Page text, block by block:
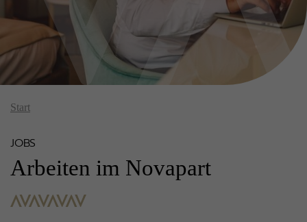
Start
JOBS
Arbeiten im Novapart